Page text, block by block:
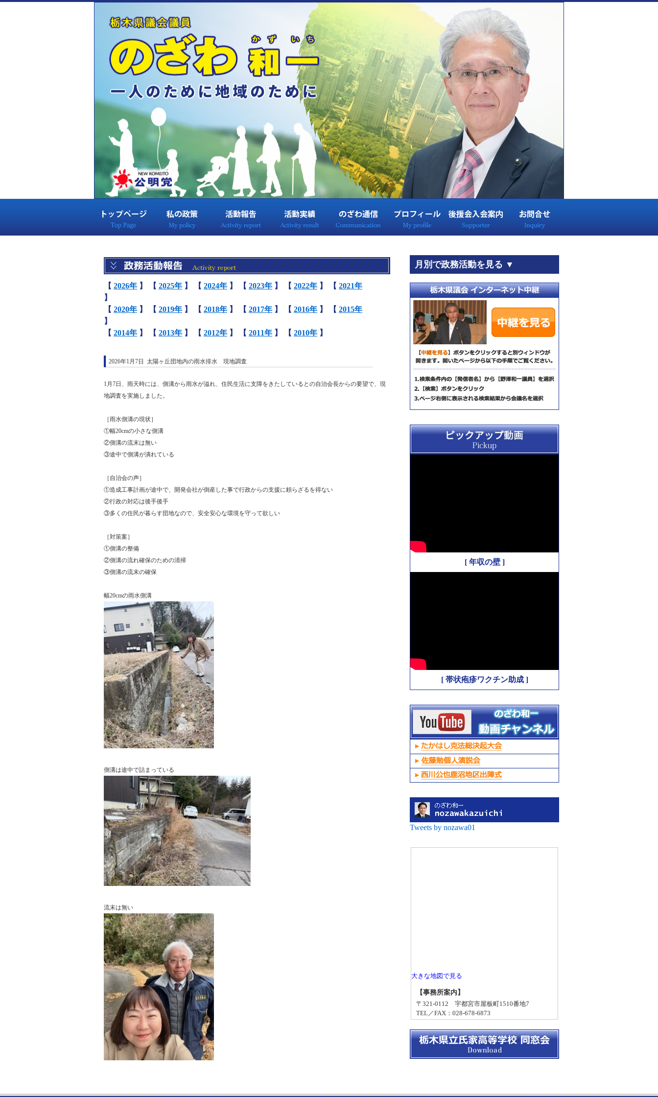
【 2026年 】 【 2025年 】 【 2024年 】 【 2023年 】 【 2022年 】 【 2021年
】
【 2020年 】 【 2019年 】 【 2018年 】 【 2017年 】 【 2016年 】 【 2015年
】
【 2014年 】 【 2013年 】 【 2012年 】 【 2011年 】 【 2010年 】
2026年1月7日 太陽ヶ丘団地内の雨水排水 現地調査
1月7日、雨天時には、側溝から雨水が溢れ、住民生活に支障をきたしているとの自治会長からの要望で、現
地調査を実施しました。
［雨水側溝の現状］
①幅20cmの小さな側溝
②側溝の流末は無い
③途中で側溝が潰れている
［自治会の声］
①造成工事計画が途中で、開発会社が倒産した事で行政からの支援に頼らざるを得ない
②行政の対応は後手後手
③多くの住民が暮らす団地なので、安全安心な環境を守って欲しい
［対策案］
①側溝の整備
②側溝の流れ確保のための清掃
③側溝の流末の確保
幅20cmの雨水側溝
側溝は途中で詰まっている
流末は無い
月別で政務活動を見る ▼
[ 年収の壁 ]
[ 帯状疱疹ワクチン助成 ]
Tweets by nozawa01
大きな地図で見る
【事務所案内】
〒321-0112 宇都宮市屋板町1510番地7
TEL／FAX：028-678-6873